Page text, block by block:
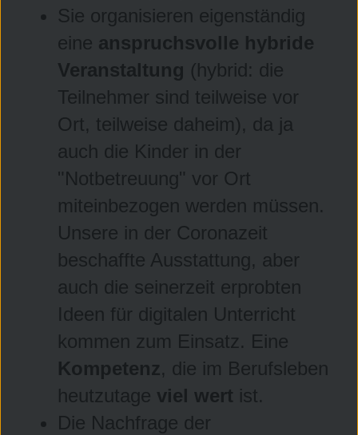
Sie organisieren eigenständig
eine anspruchsvolle hybride
Veranstaltung (hybrid: die
Teilnehmer sind teilweise vor
Ort, teilweise daheim), da ja
auch die Kinder in der
"Notbetreuung" vor Ort
miteinbezogen werden müssen.
Unsere in der Coronazeit
beschaffte Ausstattung, aber
auch die seinerzeit erprobten
Ideen für digitalen Unterricht
kommen zum Einsatz. Eine
Kompetenz, die im Berufsleben
heutzutage viel wert ist.
Die Nachfrage der